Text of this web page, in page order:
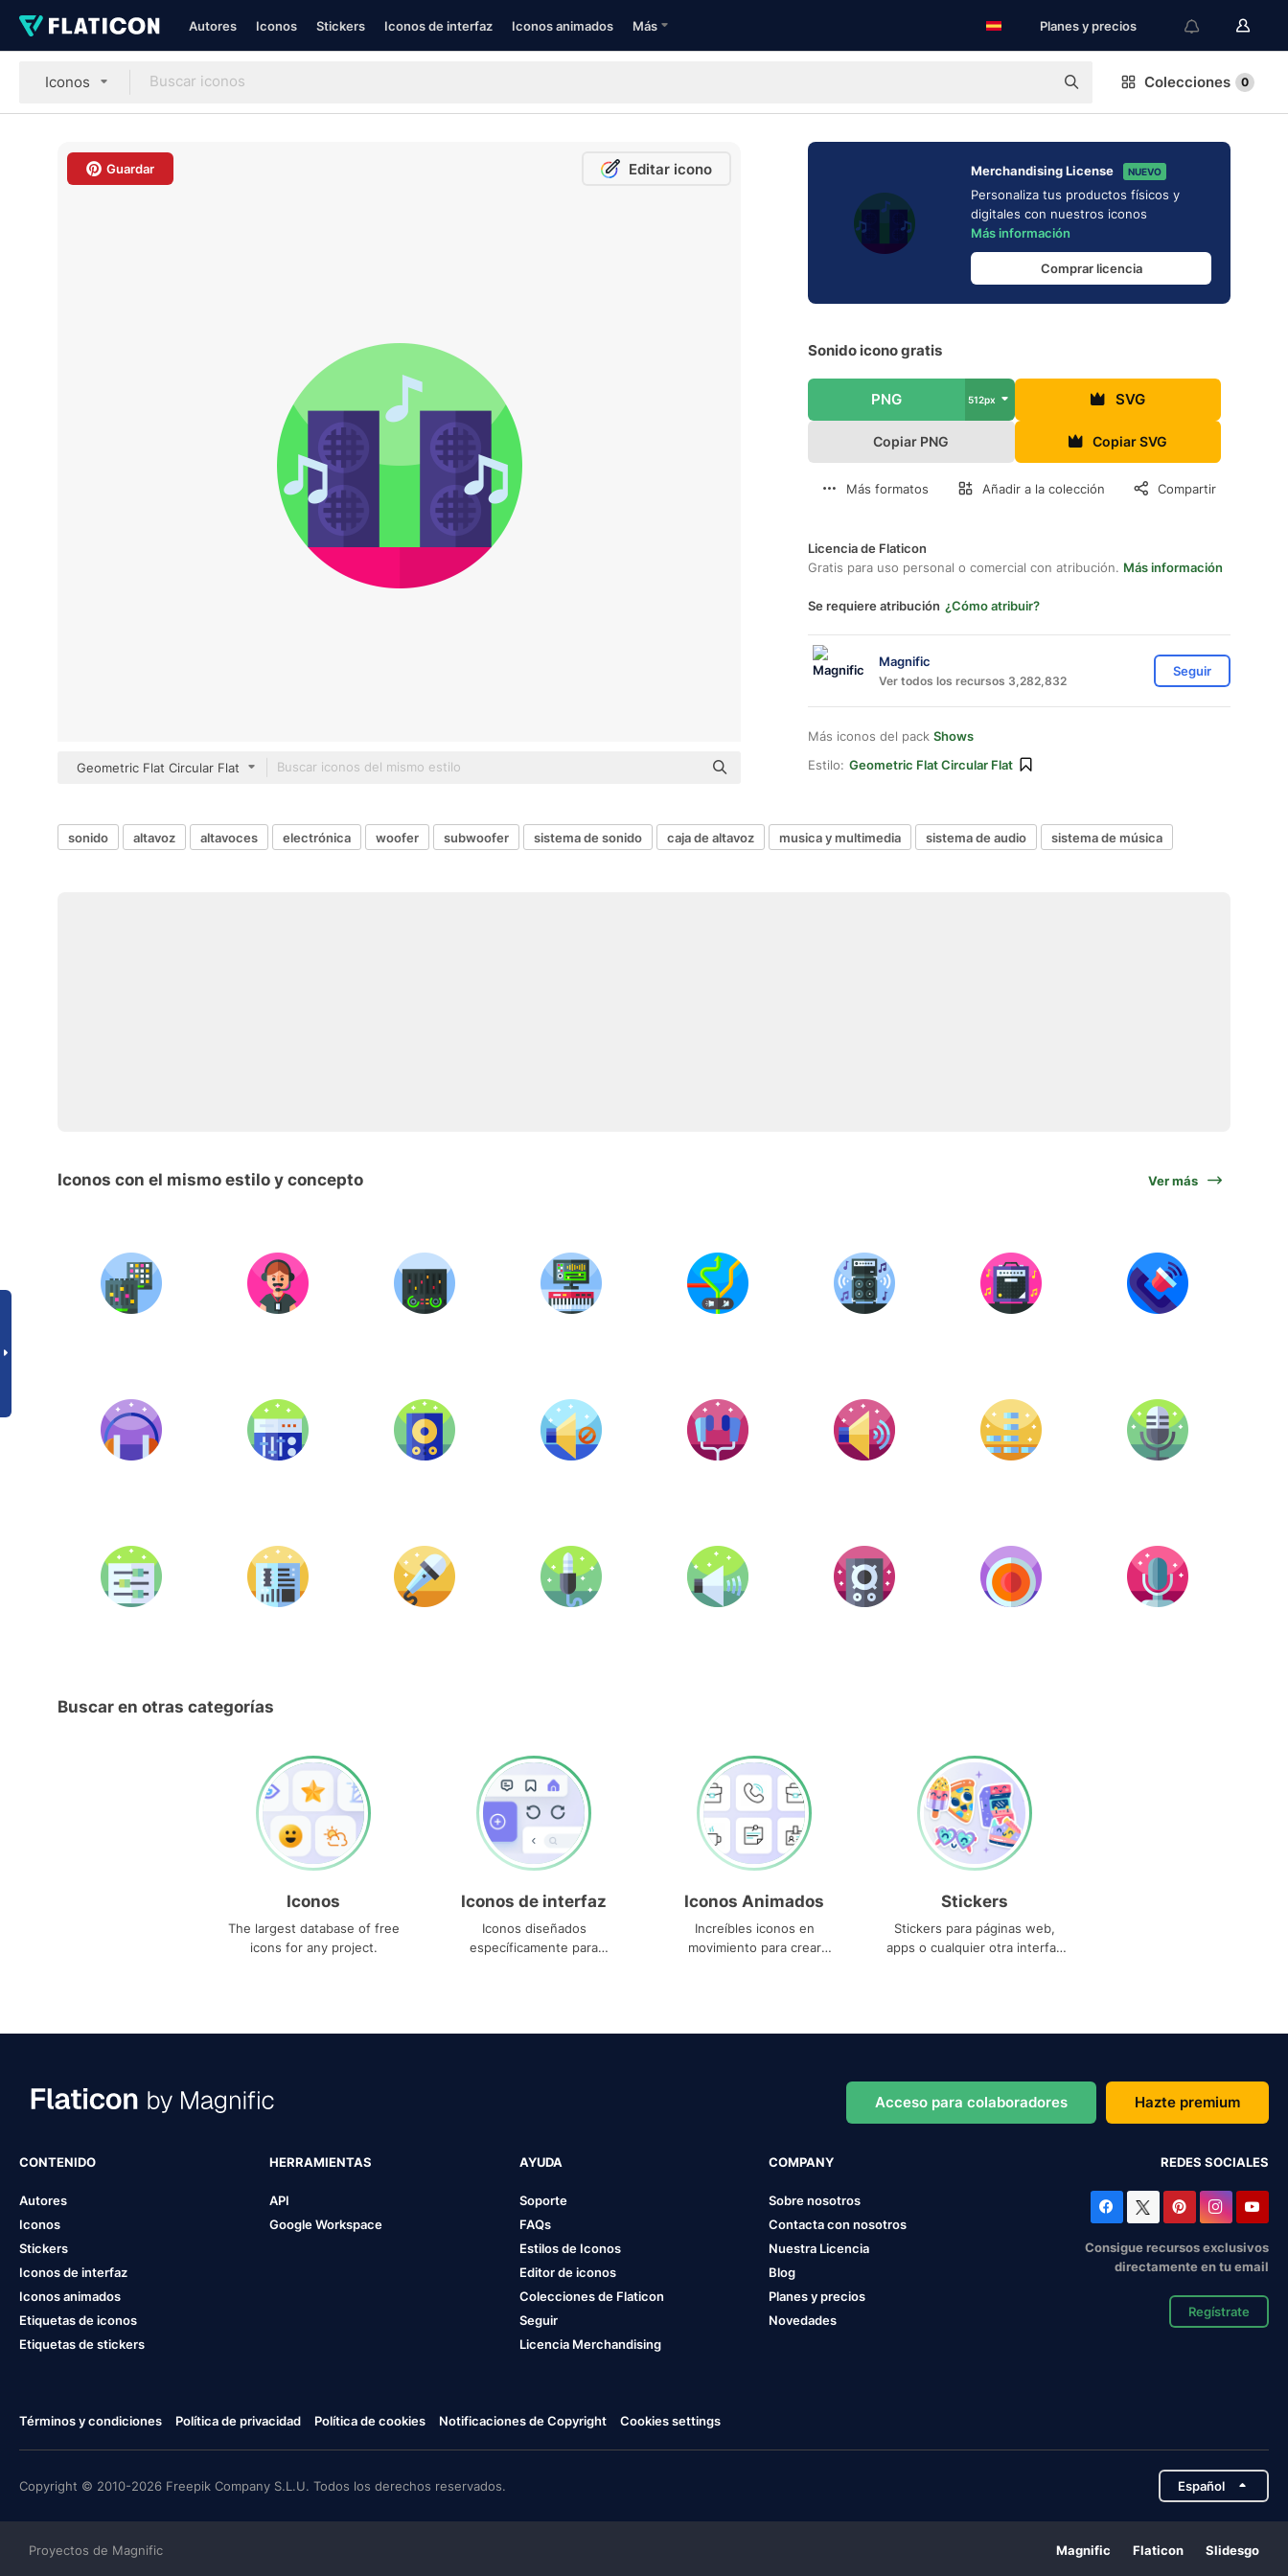
Autores Iconos Stickers Iconos de interfaz Iconos animados Más Planes y precios
Iconos Colecciones 0
Guardar Editar icono
Geometric Flat Circular Flat
Merchandising License NUEVO
Personaliza tus productos físicos y
digitales con nuestros iconos
Más información
Comprar licencia
Sonido icono gratis
PNG 512px SVG
Copiar PNG Copiar SVG
Más formatos Añadir a la colección Compartir
Licencia de Flaticon
Gratis para uso personal o comercial con atribución. Más información
Se requiere atribución ¿Cómo atribuir?
Magnific
Ver todos los recursos 3,282,832
Seguir
Más iconos del pack Shows
Estilo: Geometric Flat Circular Flat
sonido altavoz altavoces electrónica woofer subwoofer sistema de sonido caja de altavoz musica y multimedia sistema de audio sistema de música
Iconos con el mismo estilo y concepto Ver más
Buscar en otras categorías
Iconos
The largest database of free
icons for any project.
Iconos de interfaz
Iconos diseñados
específicamente para
Iconos Animados
Increíbles iconos en
movimiento para crear
Stickers
Stickers para páginas web,
apps o cualquier otra interfaz
Acceso para colaboradores Hazte premium
CONTENIDO
Autores
Iconos
Stickers
Iconos de interfaz
Iconos animados
Etiquetas de iconos
Etiquetas de stickers
HERRAMIENTAS
API
Google Workspace
AYUDA
Soporte
FAQs
Estilos de Iconos
Editor de iconos
Colecciones de Flaticon
Seguir
Licencia Merchandising
COMPANY
Sobre nosotros
Contacta con nosotros
Nuestra Licencia
Blog
Planes y precios
Novedades
REDES SOCIALES
Consigue recursos exclusivos
directamente en tu email
Regístrate
Términos y condiciones Política de privacidad Política de cookies Notificaciones de Copyright Cookies settings
Copyright © 2010-2026 Freepik Company S.L.U. Todos los derechos reservados. Español
Proyectos de Magnific Magnific Flaticon Slidesgo